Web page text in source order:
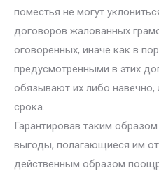
поместья не могут
договоров жалованных
оговоренных, иначе как в
предусмотренными в этих
обязывают их либо
срока.
Гарантировав таким
выгоды, полагающиеся им
действенным образом